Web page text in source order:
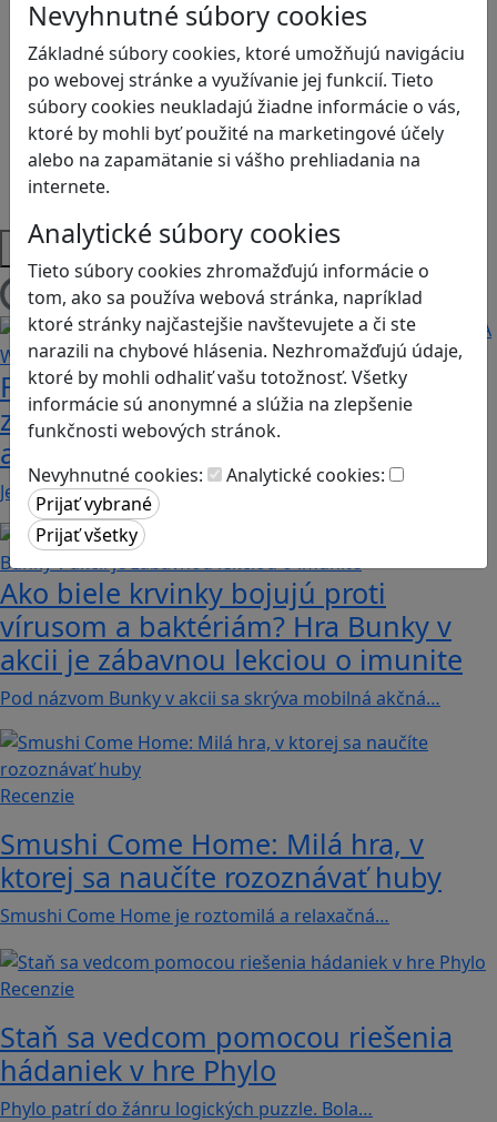
Nevyhnutné súbory cookies
Základné súbory cookies, ktoré umožňujú navigáciu
po webovej stránke a využívanie jej funkcií. Tieto
súbory cookies neukladajú žiadne informácie o vás,
ktoré by mohli byť použité na marketingové účely
alebo na zapamätanie si vášho prehliadania na
internete.
Analytické súbory cookies
Tieto súbory cookies zhromažďujú informácie o
tom, ako sa používa webová stránka, napríklad
ktoré stránky najčastejšie navštevujete a či ste
narazili na chybové hlásenia. Nezhromažďujú údaje,
ktoré by mohli odhaliť vašu totožnosť. Všetky
informácie sú anonymné a slúžia na zlepšenie
funkčnosti webových stránok.
Nevyhnutné cookies:
Analytické cookies:
Kyberšikana
Logické myslenie
Ľudské práva a tolerancia
Motorika a koncentrácia
Programovanie/Technika
Sociálne zručnosti a kooperácia
Strategické myslenie
Zdravie a pohyb
Platformy
Načítam blogy
Fotografujte zvieratká, aby ste
zachránili ostrov v Alba: A Wildlife
adventure
Jednoduchá hra, vhodná pre kohokoľvek z rodiny,…
Ako biele krvinky bojujú proti
vírusom a baktériám? Hra Bunky v
akcii je zábavnou lekciou o imunite
Pod názvom Bunky v akcii sa skrýva mobilná akčná…
Recenzie
Smushi Come Home: Milá hra, v
ktorej sa naučíte rozoznávať huby
Smushi Come Home je roztomilá a relaxačná…
Recenzie
Staň sa vedcom pomocou riešenia
hádaniek v hre Phylo
Phylo patrí do žánru logických puzzle. Bola…